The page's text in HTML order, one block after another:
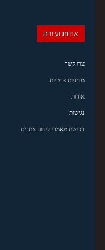
אודות ועזרה
צרו קשר
מדיניות פרטיות
אודות
נגישות
רכישת מאמרי קידום אתרים